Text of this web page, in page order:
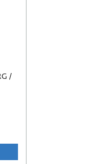
/